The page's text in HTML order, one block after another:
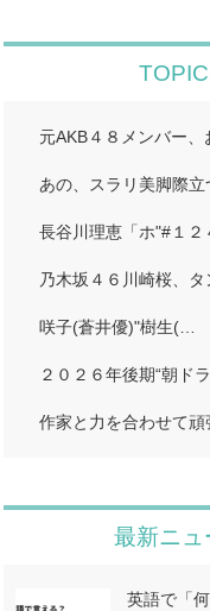
元AKB４８メンバー
あの、スラリ美脚際
長谷川理恵「ホ"#１
乃木坂４６川崎桜、
咲子(蒼井優)"樹生(…
２０２６年後期“朝ド
作家と力を合わせて
最新ニュ
英語で「